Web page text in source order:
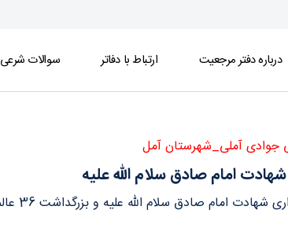
درباره دفتر مرجعیت ارتباط با دفاتر سوالات شرعی
جوادی آملی_شهرستان آمل
امام صادق سلام الله علیه
صادق سلام الله علیه و بزرگداشت 36 عالم شهید و 132 روحانی فقید شهرستان آمل